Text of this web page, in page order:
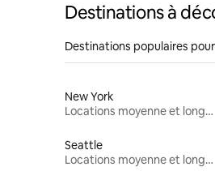
Destinations à
Destinations populaires
New York
Locations moyenne et longue durée
Seattle
Locations moyenne et longue durée